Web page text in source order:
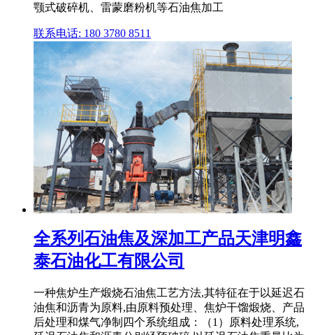
颚式破碎机、雷蒙磨粉机等石油焦加工
联系电话: 180 3780 8511
全系列石油焦及深加工产品天津明鑫
泰石油化工有限公司
一种焦炉生产煅烧石油焦工艺方法,其特征在于以延迟石
油焦和沥青为原料,由原料预处理、焦炉干馏煅烧、产品
后处理和煤气净制四个系统组成：（1）原料处理系统,